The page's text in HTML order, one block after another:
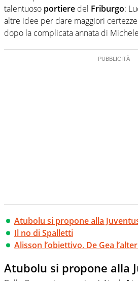
talentuoso portiere del Friburgo:
altre idee per dare maggiori
dopo la complicata annata di Michele
Atubolu si propone alla
Il no di Spalletti
Alisson l’obiettivo, De Gea
Atubolu si propone alla